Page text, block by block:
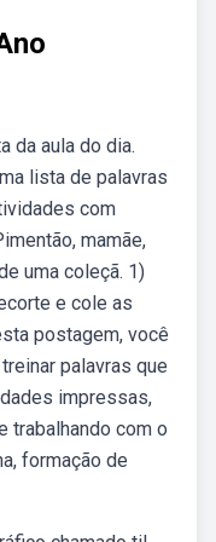
da aula do dia.
lista de palavras
com
mamãe,
uma coleçã. 1)
e cole as
postagem, você
palavras que
impressas,
trabalhando com o
formação de